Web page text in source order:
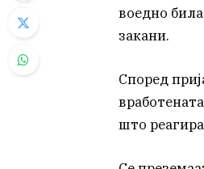
воедно
закани.
Според
што